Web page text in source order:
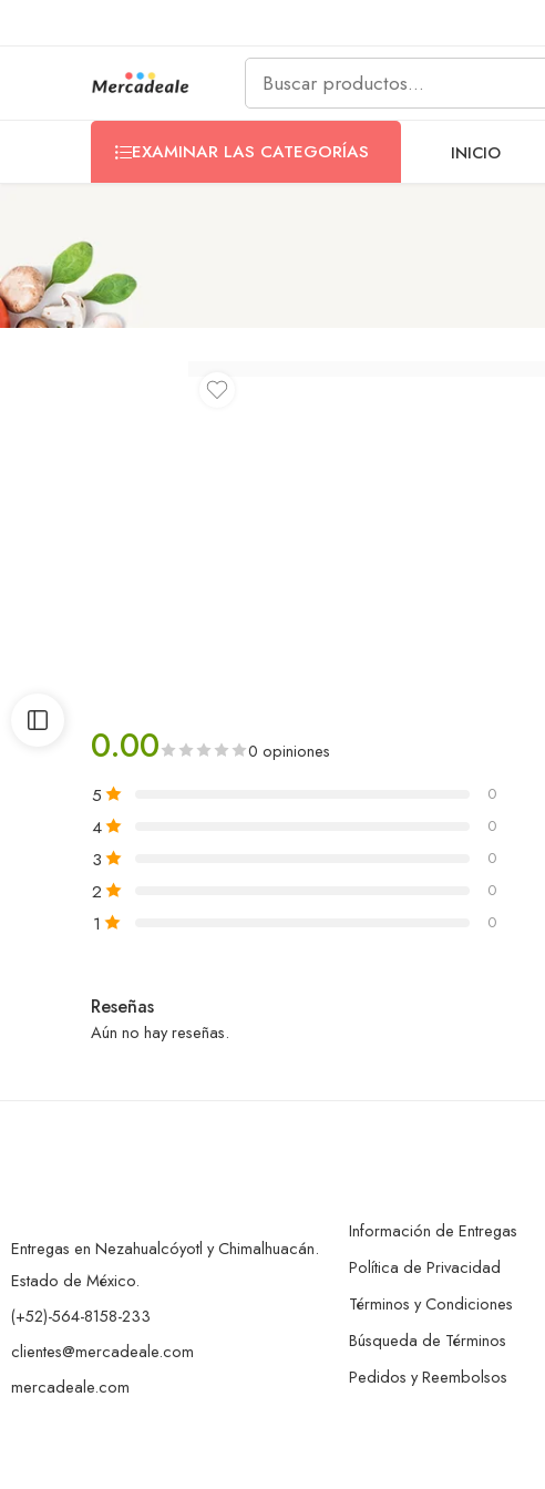
EXAMINAR LAS CATEGORÍAS INICIO
0.00 0 opiniones
5 0
4 0
3 0
2 0
1 0
Reseñas
Aún no hay reseñas.
Entregas en Nezahualcóyotl y Chimalhuacán.
Estado de México.
(+52)-564-8158-233
clientes@mercadeale.com
mercadeale.com
Información de Entregas
Política de Privacidad
Términos y Condiciones
Búsqueda de Términos
Pedidos y Reembolsos